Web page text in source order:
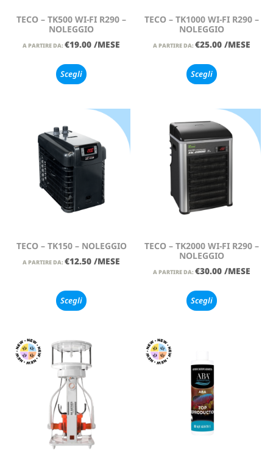
TECO – TK500 WI-FI R290 –
NOLEGGIO
A PARTIRE DA: €19.00 /MESE
Scegli
TECO – TK1000 WI-FI R290 –
NOLEGGIO
A PARTIRE DA: €25.00 /MESE
Scegli
TECO – TK150 – NOLEGGIO
A PARTIRE DA: €12.50 /MESE
Scegli
TECO – TK2000 WI-FI R290 –
NOLEGGIO
A PARTIRE DA: €30.00 /MESE
Scegli